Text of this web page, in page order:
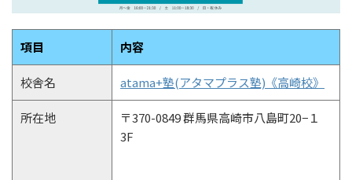
項目 内容
校舎名 atama+塾(アタマプラス塾)《高崎校》
所在地
〒370-0849 群馬県高崎市八島町20−１
3F